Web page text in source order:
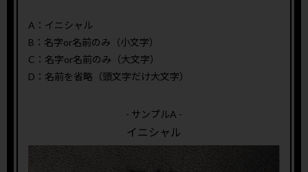
A：イニシャル
B：名字or名前のみ（小文字）
C：名字or名前のみ（大文字）
D：名前を省略（頭文字だけ大文字）
- サンプルA -
イニシャル